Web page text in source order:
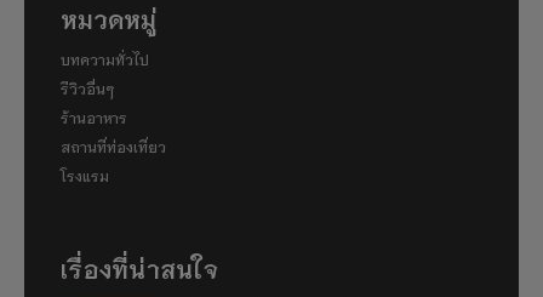
หมวดหมู่
บทความทั่วไป
รีวิวอื่นๆ
ร้านอาหาร
สถานที่ท่องเที่ยว
โรงแรม
เรื่องที่น่าสนใจ